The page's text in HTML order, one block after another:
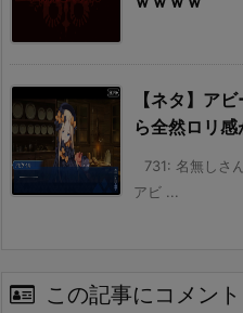
【ネタ】ア
ら全然ロリ
731: 名無しさ
アビ ...
この記事にコメント